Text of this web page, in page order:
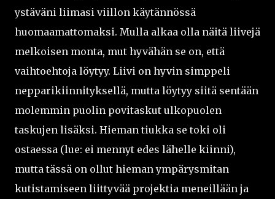
ystäväni liimasi viillon käytännössä
huomaamattomaksi. Mulla alkaa olla näitä liivejä
melkoisen monta, mut hyvähän se on, että
vaihtoehtoja löytyy. Liivi on hyvin simppeli
nepparikiinnityksellä, mutta löytyy siitä sentään
molemmin puolin povitaskut ulkopuolen
taskujen lisäksi. Hieman tiukka se toki oli
ostaessa (lue: ei mennyt edes lähelle kiinni),
mutta tässä on ollut hieman ympärysmitan
kutistamiseen liittyvää projektia meneillään ja